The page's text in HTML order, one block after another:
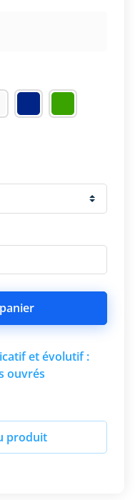
et évolutif :
ouvrés
produit